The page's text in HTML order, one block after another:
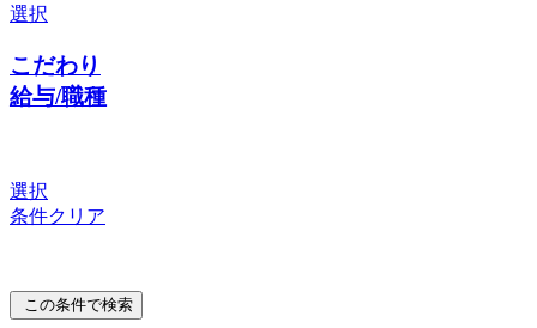
選択
こだわり
給与/職種
選択
条件クリア
この条件で検索